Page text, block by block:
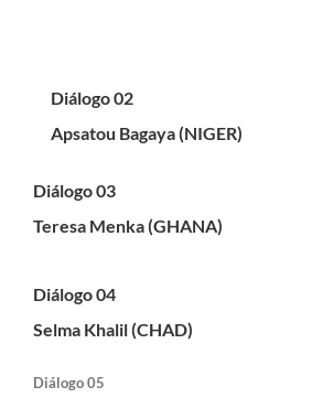
Diálogo 02
Apsatou Bagaya (NIGER)
Diálogo 03
Teresa Menka (GHANA)
Diálogo 04
Selma Khalil (CHAD)
Diálogo 05